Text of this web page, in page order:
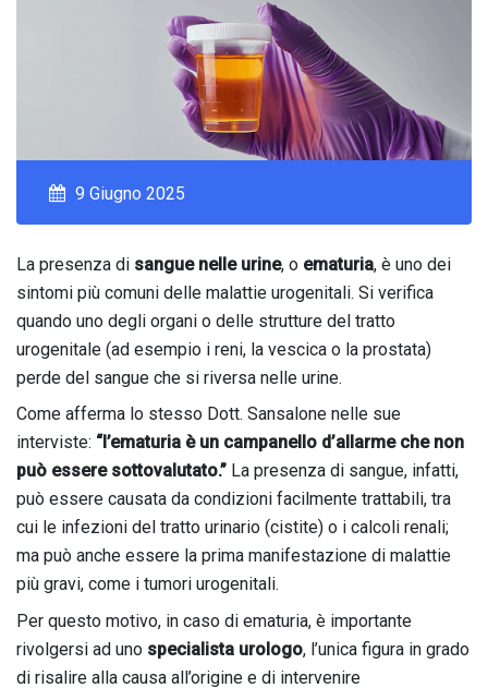
9 Giugno 2025
La presenza di sangue nelle urine, o ematuria, è uno dei
sintomi più comuni delle malattie urogenitali. Si verifica
quando uno degli organi o delle strutture del tratto
urogenitale (ad esempio i reni, la vescica o la prostata)
perde del sangue che si riversa nelle urine.
Come afferma lo stesso Dott. Sansalone nelle sue
interviste: “l’ematuria è un campanello d’allarme che non
può essere sottovalutato.” La presenza di sangue, infatti,
può essere causata da condizioni facilmente trattabili, tra
cui le infezioni del tratto urinario (cistite) o i calcoli renali;
ma può anche essere la prima manifestazione di malattie
più gravi, come i tumori urogenitali.
Per questo motivo, in caso di ematuria, è importante
rivolgersi ad uno specialista urologo, l’unica figura in grado
di risalire alla causa all’origine e di intervenire